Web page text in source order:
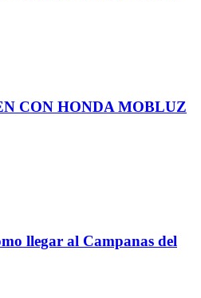
CON HONDA MOBLUZ
llegar al Campanas del